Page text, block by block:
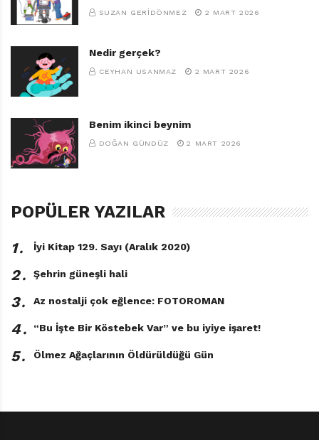
SUZAN GERIDÖNMEZ 2 MART 2026
Nedir gerçek?
CEYHAN USANMAZ 2 MART 2026
Benim ikinci beynim
DOĞAN GÜNDÜZ 2 MART 2026
POPÜLER YAZILAR
1․ İyi Kitap 129. Sayı (Aralık 2020)
2․ Şehrin güneşli hali
3․ Az nostalji çok eğlence: FOTOROMAN
4․ “Bu İşte Bir Köstebek Var” ve bu iyiye işaret!
5․ Ölmez Ağaçlarının Öldürüldüğü Gün